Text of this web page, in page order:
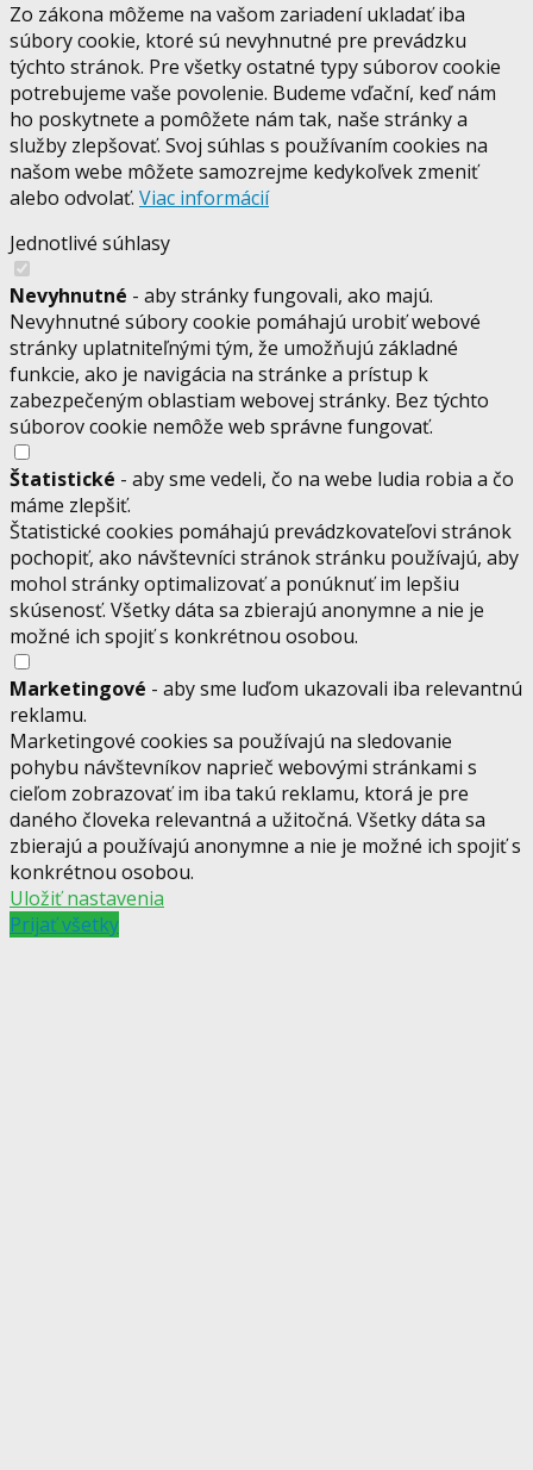
Zo zákona môžeme na vašom zariadení ukladať iba
súbory cookie, ktoré sú nevyhnutné pre prevádzku
týchto stránok. Pre všetky ostatné typy súborov cookie
potrebujeme vaše povolenie. Budeme vďační, keď nám
ho poskytnete a pomôžete nám tak, naše stránky a
služby zlepšovať. Svoj súhlas s používaním cookies na
našom webe môžete samozrejme kedykoľvek zmeniť
alebo odvolať. Viac informácií
Jednotlivé súhlasy
Nevyhnutné - aby stránky fungovali, ako majú.
Nevyhnutné súbory cookie pomáhajú urobiť webové
stránky uplatniteľnými tým, že umožňujú základné
funkcie, ako je navigácia na stránke a prístup k
zabezpečeným oblastiam webovej stránky. Bez týchto
súborov cookie nemôže web správne fungovať.
Štatistické - aby sme vedeli, čo na webe ludia robia a čo
máme zlepšiť.
Štatistické cookies pomáhajú prevádzkovateľovi stránok
pochopiť, ako návštevníci stránok stránku používajú, aby
mohol stránky optimalizovať a ponúknuť im lepšiu
skúsenosť. Všetky dáta sa zbierajú anonymne a nie je
možné ich spojiť s konkrétnou osobou.
Marketingové - aby sme luďom ukazovali iba relevantnú
reklamu.
Marketingové cookies sa používajú na sledovanie
pohybu návštevníkov naprieč webovými stránkami s
cieľom zobrazovať im iba takú reklamu, ktorá je pre
daného človeka relevantná a užitočná. Všetky dáta sa
zbierajú a používajú anonymne a nie je možné ich spojiť s
konkrétnou osobou.
Uložiť nastavenia
Prijať všetky